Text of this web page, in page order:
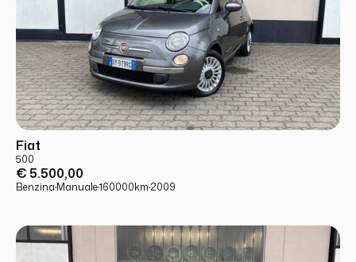
USATO
Fiat
500
€ 5.500,00
Benzina·Manuale·160000km·2009